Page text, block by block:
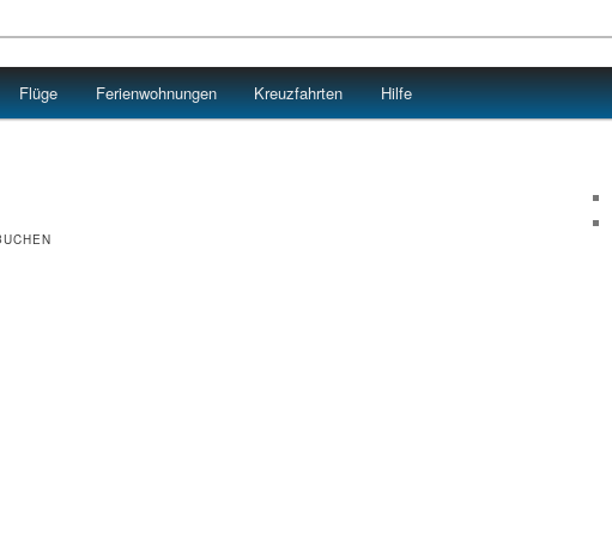
Flüge Ferienwohnungen Kreuzfahrten Hilfe